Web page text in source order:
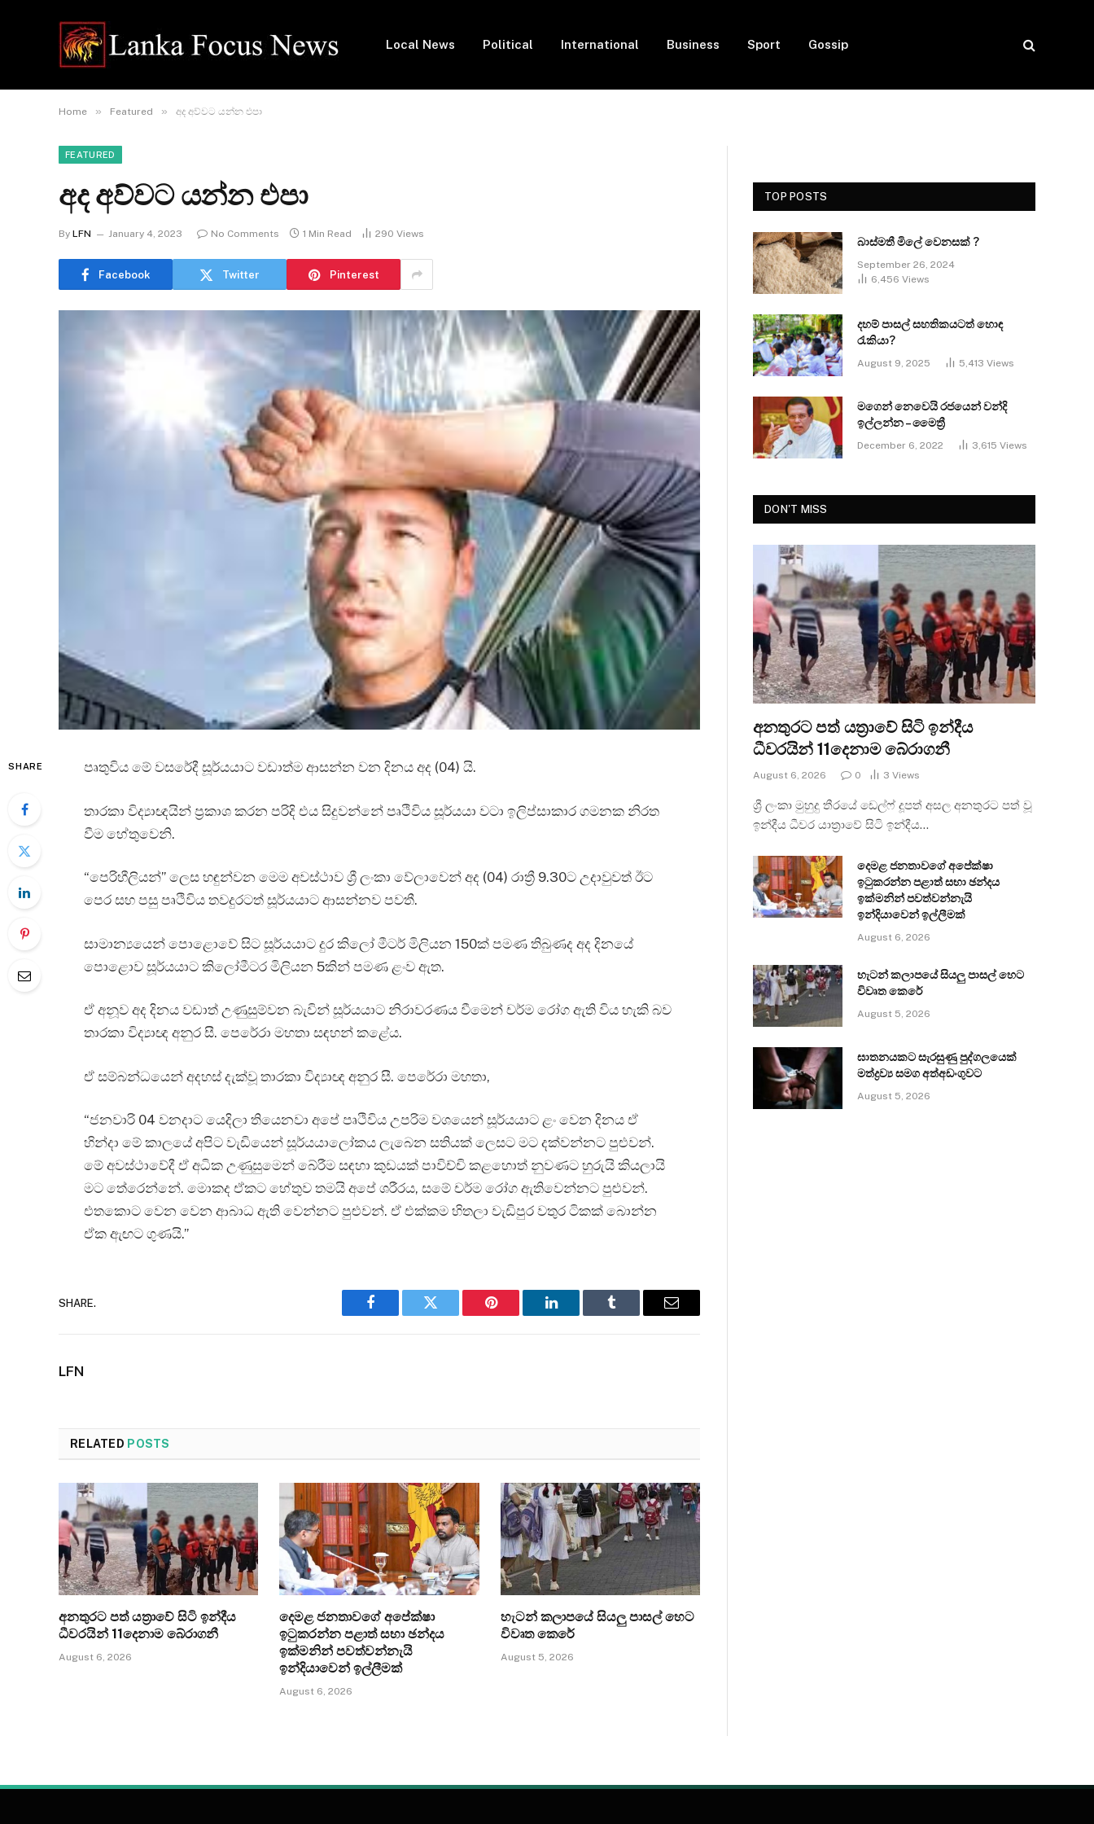
Local News Political International Business Sport Gossip
Home » Featured » අද අව්වට යන්න එපා
FEATURED
අද අව්වට යන්න එපා
By LFN January 4, 2023 No Comments 1 Min Read 290 Views
Facebook Twitter Pinterest
SHARE පෘතුවිය මේ වසරේදී සූර්යයාට වඩාත්ම ආසන්න වන දිනය අද (04) යි.
තාරකා විද්‍යාඥයින් ප්‍රකාශ කරන පරිදි එය සිදුවන්නේ පෘථිවිය සූර්යයා වටා ඉලිප්සාකාර ගමනක නිරත
වීම හේතුවෙනි.
“පෙරිහීලියන්” ලෙස හඳුන්වන මෙම අවස්ථාව ශ්‍රී ලංකා වේලාවෙන් අද (04) රාත්‍රී 9.30ට උදාවුවත් ඊට
පෙර සහ පසු පෘථිවිය තවදුරටත් සූර්යයාට ආසන්නව පවතී.
සාමාන්‍යයෙන් පොළොවේ සිට සූර්යයාට දුර කිලෝ මීටර් මිලියන 150ක් පමණ තිබුණද අද දිනයේ
පොළොව සූර්යයාට කිලෝමීටර මිලියන 5කින් පමණ ළංව ඇත.
ඒ අනූව අද දිනය වඩාත් උණුසුම්වන බැවින් සූර්යයාට නිරාවරණය වීමෙන් චර්ම රෝග ඇති විය හැකි බව
තාරකා විද්‍යාඥ අනුර සී. පෙරේරා මහතා සඳහන් කළේය.
ඒ සම්බන්ධයෙන් අදහස් දැක්වූ තාරකා විද්‍යාඥ අනුර සී. පෙරේරා මහතා,
“ජනවාරි 04 වනදාට යෙදිලා තියෙනවා අපේ පෘථිවිය උපරිම වශයෙන් සූර්යයාට ළං වෙන දිනය ඒ
හින්දා මේ කාලයේ අපිට වැඩියෙන් සූර්යයාලෝකය ලැබෙන සතියක් ලෙසට මට දක්වන්නට පුළුවන්.
මේ අවස්ථාවේදී ඒ අධික උණුසුමෙන් බේරීම සඳහා කුඩයක් පාවිච්චි කළහොත් නුවණට හුරුයි කියලායි
මට තේරෙන්නේ. මොකද ඒකට හේතුව තමයි අපේ ශරීරය, සමේ චර්ම රෝග ඇතිවෙන්නට පුළුවන්.
එතකොට වෙන වෙන ආබාධ ඇති වෙන්නට පුළුවන්. ඒ එක්කම හිතලා වැඩිපුර වතුර ටිකක් බොන්න
ඒක ඇඟට ගුණයි.”
SHARE.
Facebook Twitter Pinterest LinkedIn Tumblr Email
LFN
RELATED POSTS
අනතුරට පත් යත්‍රාවේ සිටි ඉන්දීය
ධීවරයින් 11දෙනාම බේරාගනී
August 6, 2026
දෙමළ ජනතාවගේ අපේක්ෂා
ඉටුකරන්න පළාත් සභා ඡන්දය
ඉක්මනින් පවත්වන්නැයි
ඉන්දියාවෙන් ඉල්ලීමක්
August 6, 2026
හැටන් කලාපයේ සියලු පාසල් හෙට
විවෘත කෙරේ
August 5, 2026
TOP POSTS
බාස්මතී මිලේ වෙනසක් ?
September 26, 2024
6,456 Views
දහම් පාසල් සහතිකයටත් හොඳ
රැකියා?
August 9, 2025 5,413 Views
මගෙන් නෙවෙයි රජයෙන් වන්දි
ඉල්ලන්න – මෛත්‍රී
December 6, 2022 3,615 Views
DON'T MISS
අනතුරට පත් යත්‍රාවේ සිටි ඉන්දීය
ධීවරයින් 11දෙනාම බේරාගනී
August 6, 2026 0 3 Views
ශ්‍රී ලංකා මුහුදු තීරයේ ඩෙල්ෆ් දූපත් අසල අනතුරට පත් වූ
ඉන්දීය ධීවර යාත්‍රාවේ සිටි ඉන්දීය…
දෙමළ ජනතාවගේ අපේක්ෂා
ඉටුකරන්න පළාත් සභා ඡන්දය
ඉක්මනින් පවත්වන්නැයි
ඉන්දියාවෙන් ඉල්ලීමක්
August 6, 2026
හැටන් කලාපයේ සියලු පාසල් හෙට
විවෘත කෙරේ
August 5, 2026
ඝාතනයකට සැරසුණු පුද්ගලයෙක්
මත්ද්‍රව්‍ය සමග අත්අඩංගුවට
August 5, 2026